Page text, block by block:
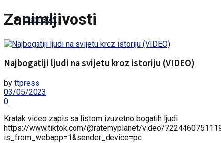
Lični stav
Zanimljivosti
Najbogatiji ljudi na svijetu kroz istoriju (VIDEO)
by ttpress
03/05/2023
0
Kratak video zapis sa listom izuzetno bogatih ljudi
https://www.tiktok.com/@ratemyplanet/video/
is_from_webapp=1&sender_device=pc